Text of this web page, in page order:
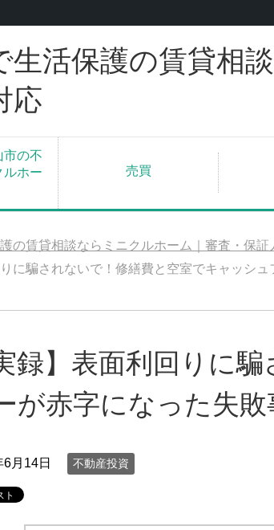
生活保護の賃貸相
応
市の不
ルホー
売買
の賃貸相談ならミニクルホーム｜審査・保
りに騙されないで！修繕費と空室でキャッシ
録】表面利回りに
が赤字になった失敗
月14日 不動産投資